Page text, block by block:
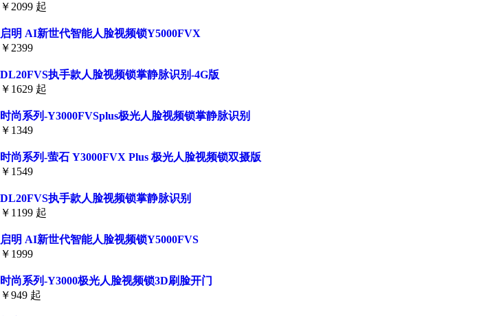
￥2099 起
启明 AI新世代智能人脸视频锁Y5000FVX
￥2399
DL20FVS执手款人脸视频锁掌静脉识别-4G版
￥1629 起
时尚系列-Y3000FVSplus极光人脸视频锁掌静脉识别
￥1349
时尚系列-萤石 Y3000FVX Plus 极光人脸视频锁双摄版
￥1549
DL20FVS执手款人脸视频锁掌静脉识别
￥1199 起
启明 AI新世代智能人脸视频锁Y5000FVS
￥1999
时尚系列-Y3000极光人脸视频锁3D刷脸开门
￥949 起